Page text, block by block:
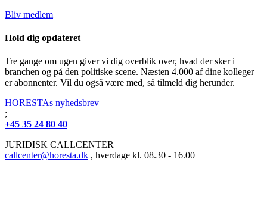
Bliv medlem
Hold dig opdateret
Tre gange om ugen giver vi dig overblik over, hvad der sker i
branchen og på den politiske scene. Næsten 4.000 af dine kolleger
er abonnenter. Vil du også være med, så tilmeld dig herunder.
HORESTAs nyhedsbrev
;
+45 35 24 80 40
JURIDISK CALLCENTER
callcenter@horesta.dk , hverdage kl. 08.30 - 16.00